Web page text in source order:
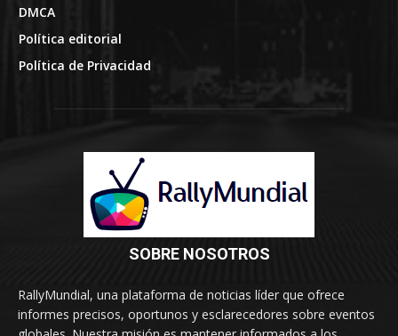
DMCA
Política editorial
Política de Privacidad
SOBRE NOSOTROS
RallyMundial, una plataforma de noticias líder que ofrece
informes precisos, oportunos y esclarecedores sobre eventos